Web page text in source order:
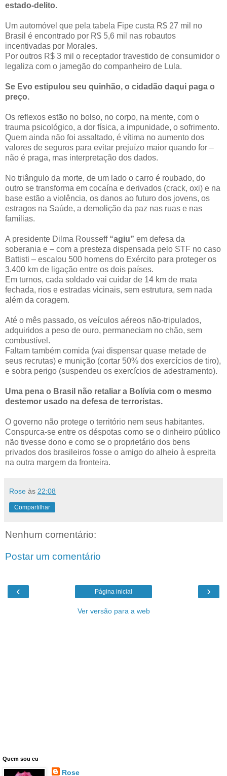
estado-delito.
Um automóvel que pela tabela Fipe custa R$ 27 mil no
Brasil é encontrado por R$ 5,6 mil nas robautos
incentivadas por Morales.
Por outros R$ 3 mil o receptador travestido de consumidor o
legaliza com o jamegão do companheiro de Lula.
Se Evo estipulou seu quinhão, o cidadão daqui paga o
preço.
Os reflexos estão no bolso, no corpo, na mente, com o
trauma psicológico, a dor física, a impunidade, o sofrimento.
Quem ainda não foi assaltado, é vítima no aumento dos
valores de seguros para evitar prejuízo maior quando for –
não é praga, mas interpretação dos dados.
No triângulo da morte, de um lado o carro é roubado, do
outro se transforma em cocaína e derivados (crack, oxi) e na
base estão a violência, os danos ao futuro dos jovens, os
estragos na Saúde, a demolição da paz nas ruas e nas
famílias.
A presidente Dilma Rousseff “agiu” em defesa da
soberania e – com a presteza dispensada pelo STF no caso
Battisti – escalou 500 homens do Exército para proteger os
3.400 km de ligação entre os dois países.
Em turnos, cada soldado vai cuidar de 14 km de mata
fechada, rios e estradas vicinais, sem estrutura, sem nada
além da coragem.
Até o mês passado, os veículos aéreos não-tripulados,
adquiridos a peso de ouro, permaneciam no chão, sem
combustível.
Faltam também comida (vai dispensar quase metade de
seus recrutas) e munição (cortar 50% dos exercícios de tiro),
e sobra perigo (suspendeu os exercícios de adestramento).
Uma pena o Brasil não retaliar a Bolívia com o mesmo
destemor usado na defesa de terroristas.
O governo não protege o território nem seus habitantes.
Conspurca-se entre os déspotas como se o dinheiro público
não tivesse dono e como se o proprietário dos bens
privados dos brasileiros fosse o amigo do alheio à espreita
na outra margem da fronteira.
Rose às 22:08
Compartilhar
Nenhum comentário:
Postar um comentário
‹ ›
Página inicial
Ver versão para a web
Quem sou eu
Rose